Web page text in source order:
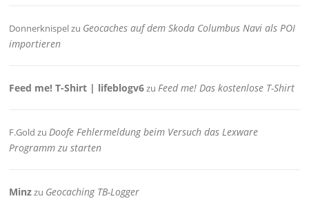
Donnerknispelzu Geocaches auf dem Skoda Columbus Navi als POI
importieren
Feed me! T-Shirt | lifeblogv6zu Feed me! Das kostenlose T-Shirt
F.Gold zu Doofe Fehlermeldung beim Versuch das Lexware
Programm zu starten
Minzzu Geocaching TB-Logger